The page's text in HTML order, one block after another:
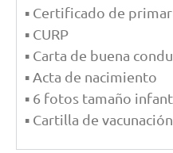
▪ Certificado de
▪ CURP
▪ Carta de buena
▪ Acta de nacimiento
▪ 6 fotos tamaño
▪ Cartilla de vacunación